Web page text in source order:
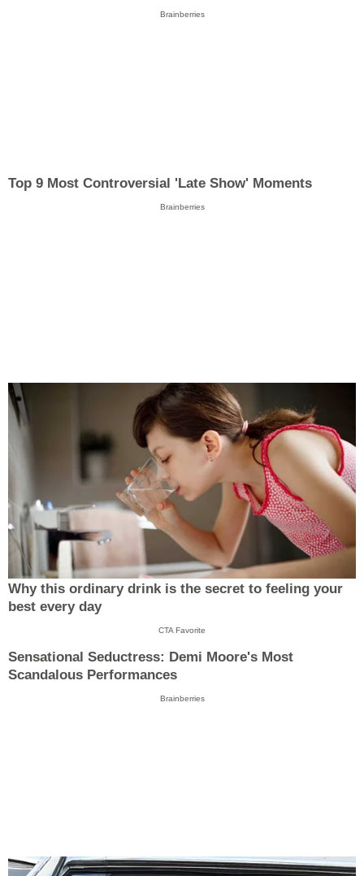
Brainberries
Top 9 Most Controversial 'Late Show' Moments
Brainberries
Why this ordinary drink is the secret to feeling your
best every day
CTA Favorite
Sensational Seductress: Demi Moore's Most
Scandalous Performances
Brainberries